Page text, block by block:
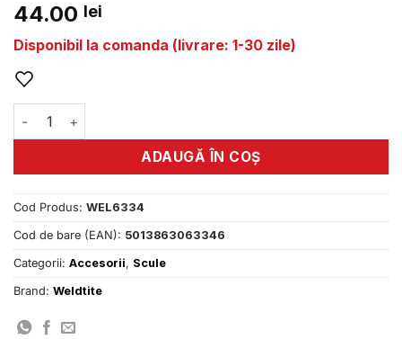
44.00 lei
Disponibil la comanda (livrare: 1-30 zile)
Cantitate Cheie pinioane Suntour / Shimano cu 4 cui
ADAUGĂ ÎN COȘ
Cod Produs: WEL6334
Cod de bare (EAN): 5013863063346
Categorii: Accesorii, Scule
Brand: Weldtite